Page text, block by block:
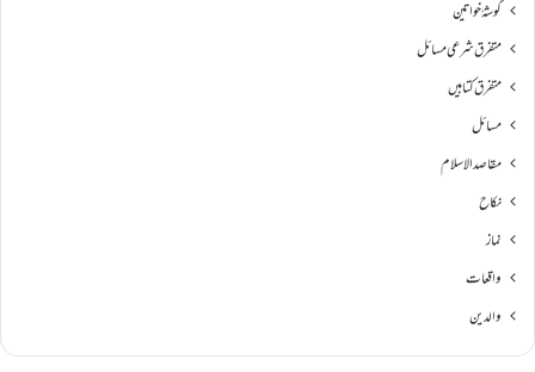
گوشۂ خواتین
متفرق شرعی مسائل
متفرق کتابیں
مسائل
مقاصد الاسلام
نکاح
نماز
واقعات
والدین